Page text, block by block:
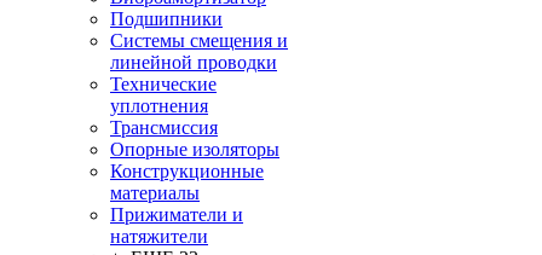
Подшипники
Системы смещения и
линейной проводки
Технические
уплотнения
Трансмиссия
Опорные изоляторы
Конструкционные
материалы
Прижиматели и
натяжители